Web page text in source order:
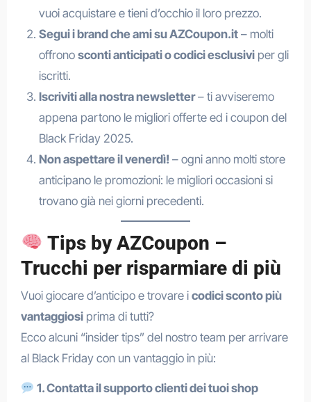
vuoi acquistare e tieni d’occhio il loro prezzo.
Segui i brand che ami su AZCoupon.it– molti
offrono sconti anticipati o codici esclusiviper gli
iscritti.
Iscriviti alla nostra newsletter– ti avviseremo
appena partono le migliori offerte ed i coupon del
Black Friday 2025.
Non aspettare il venerdì! – ogni anno molti store
anticipano le promozioni: le migliori occasioni si
trovano già nei giorni precedenti.
Tips by AZCoupon –
Trucchi per risparmiare di più
Vuoi giocare d’anticipo e trovare i codici sconto più
vantaggiosiprima di tutti?
Ecco alcuni “insider tips” del nostro team per arrivare
al Black Friday con un vantaggio in più:
1. Contatta il supporto clienti dei tuoi shop